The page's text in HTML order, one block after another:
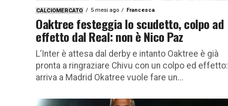
CALCIOMERCATO 5 mesi ago Francesca
Oaktree festeggia lo scudetto, colpo ad
effetto dal Real: non è Nico Paz
L’Inter è attesa dal derby e intanto Oaktree è già
pronta a ringraziare Chivu con un colpo ed effetto:
arriva a Madrid Okatree vuole fare un...